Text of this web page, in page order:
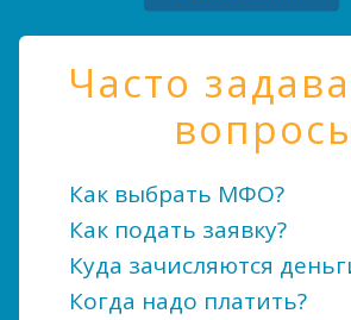
Часто
Как выбрать МФО?
Как подать заявку?
Куда зачисляются
Когда надо платить?